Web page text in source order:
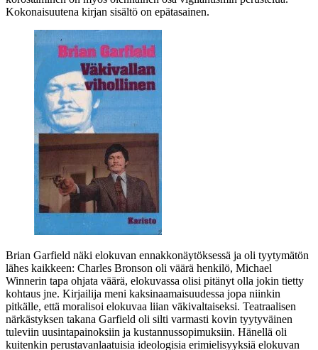
Kokonaisuutena kirjan sisältö on epätasainen.
Brian Garfield näki elokuvan ennakkonäytöksessä ja oli tyytymätön
lähes kaikkeen: Charles Bronson oli väärä henkilö, Michael
Winnerin tapa ohjata väärä, elokuvassa olisi pitänyt olla jokin tietty
kohtaus jne. Kirjailija meni kaksinaamaisuudessa jopa niinkin
pitkälle, että moralisoi elokuvaa liian väkivaltaiseksi. Teatraalisen
närkästyksen takana Garfield oli silti varmasti kovin tyytyväinen
tuleviin uusintapainoksiin ja kustannussopimuksiin. Hänellä oli
kuitenkin perustavanlaatuisia ideologisia erimielisyyksiä elokuvan